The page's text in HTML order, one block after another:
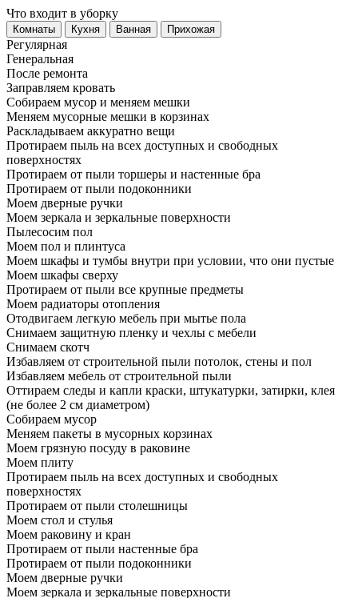
Что входит в уборку
Регу­лярная
Гене­ральная
После ремонта
Заправляем кровать
Собираем мусор и меняем мешки
Меняем мусорные мешки в корзинах
Раскладываем аккуратно вещи
Протираем пыль на всех доступных и свободных
поверхностях
Протираем от пыли торшеры и настенные бра
Протираем от пыли подоконники
Моем дверные ручки
Моем зеркала и зеркальные поверхности
Пылесосим пол
Моем пол и плинтуса
Моем шкафы и тумбы внутри при условии, что они пустые
Моем шкафы сверху
Протираем от пыли все крупные предметы
Моем радиаторы отопления
Отодвигаем легкую мебель при мытье пола
Снимаем защитную пленку и чехлы с мебели
Снимаем скотч
Избавляем от строительной пыли потолок, стены и пол
Избавляем мебель от строительной пыли
Оттираем следы и капли краски, штукатурки, затирки, клея
(не более 2 см диаметром)
Собираем мусор
Меняем пакеты в мусорных корзинах
Моем грязную посуду в раковине
Моем плиту
Протираем пыль на всех доступных и свободных
поверхностях
Протираем от пыли столешницы
Моем стол и стулья
Моем раковину и кран
Протираем от пыли настенные бра
Протираем от пыли подоконники
Моем дверные ручки
Моем зеркала и зеркальные поверхности